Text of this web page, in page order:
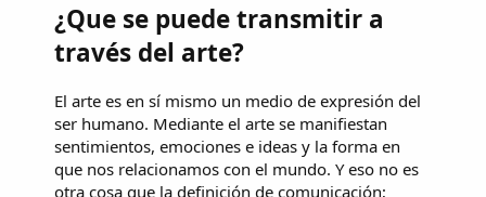
¿Que se puede transmitir a
través del arte?
El arte es en sí mismo un medio de expresión del
ser humano. Mediante el arte se manifiestan
sentimientos, emociones e ideas y la forma en
que nos relacionamos con el mundo. Y eso no es
otra cosa que la definición de comunicación;